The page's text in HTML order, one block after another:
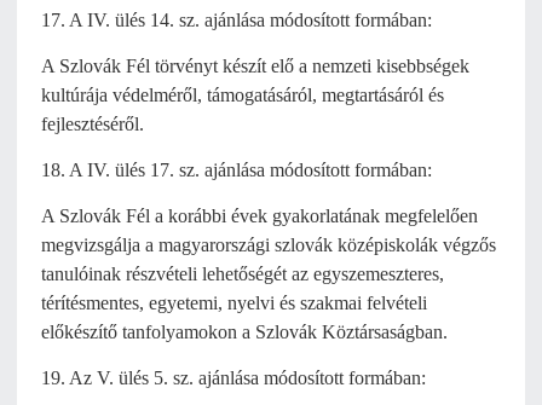
17. A IV. ülés 14. sz. ajánlása módosított formában:
A Szlovák Fél törvényt készít elő a nemzeti kisebbségek
kultúrája védelméről, támogatásáról, megtartásáról és
fejlesztéséről.
18. A IV. ülés 17. sz. ajánlása módosított formában:
A Szlovák Fél a korábbi évek gyakorlatának megfelelően
megvizsgálja a magyarországi szlovák középiskolák végzős
tanulóinak részvételi lehetőségét az egyszemeszteres,
térítésmentes, egyetemi, nyelvi és szakmai felvételi
előkészítő tanfolyamokon a Szlovák Köztársaságban.
19. Az V. ülés 5. sz. ajánlása módosított formában: